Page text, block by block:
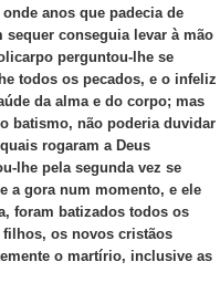
anos que padecia de
sequer conseguia levar à mão
perguntou-lhe se
todos os pecados, e o infeliz
da alma e do corpo; mas
batismo, não poderia duvidar
rogaram a Deus
lhe pela segunda vez se
a gora num momento, e ele
foram batizados todos os
os novos cristãos
o martírio, inclusive as